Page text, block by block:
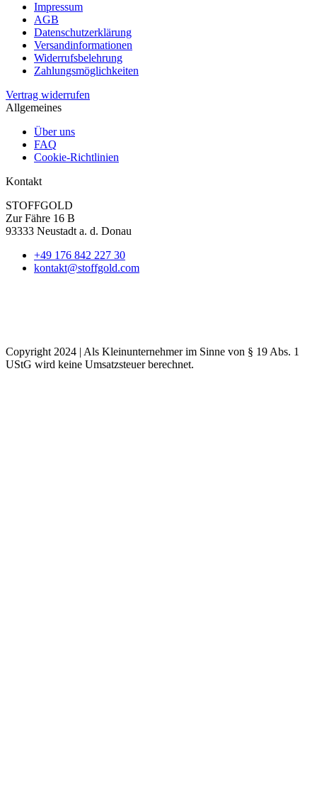
Impressum
AGB
Datenschutzerklärung
Versandinformationen
Widerrufsbelehrung
Zahlungsmöglichkeiten
Vertrag widerrufen
Allgemeines
Über uns
FAQ
Cookie-Richtlinien
Kontakt
STOFFGOLD
Zur Fähre 16 B
93333 Neustadt a. d. Donau
+49 176 842 227 30
kontakt@stoffgold.com
Copyright 2024 | Als Kleinunternehmer im Sinne von § 19 Abs. 1
UStG wird keine Umsatzsteuer berechnet.